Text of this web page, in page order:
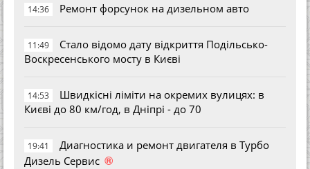
14:36 Ремонт форсунок на дизельном авто
11:49
Стало відомо дату відкриття Подільсько-
Воскресенського мосту в Києві
14:53
Швидкісні ліміти на окремих вулицях: в
Києві до 80 км/год, в Дніпрі - до 70
19:41
Диагностика и ремонт двигателя в Турбо
Дизель Сервис ®